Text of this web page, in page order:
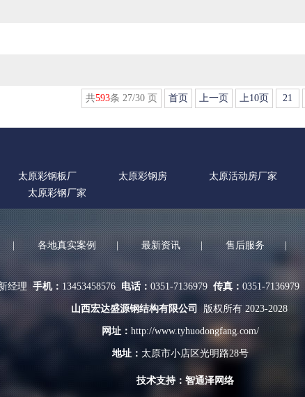
共593条 27/30 页 首页 上一页 上10页 21
太原彩钢板厂 太原彩钢房 太原活动房厂家
太原彩钢厂家
| 各地真实案例 | 最新资讯 | 售后服务 |
经理手机： 13453458576 电话：0351-7136979 传真：0351-7136979
山西宏达盛源钢结构有限公司 版权所有 2023-2028
网址： http://www.tyhuodongfang.com/
地址： 太原市小店区光明路28号
技术支持： 智通泽网络